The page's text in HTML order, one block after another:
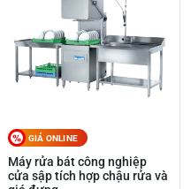
GIÁ ONLINE
Máy rửa bát công nghiệp
cửa sập tích hợp chậu rửa và